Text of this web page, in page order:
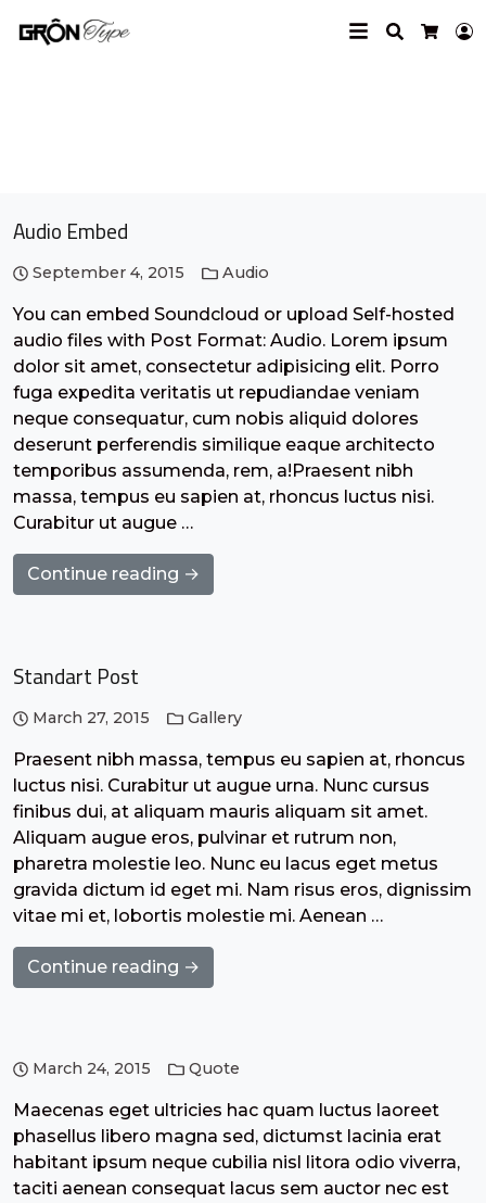
Search
Audio Embed
September 4, 2015 Audio
You can embed Soundcloud or upload Self-hosted
audio files with Post Format: Audio. Lorem ipsum
dolor sit amet, consectetur adipisicing elit. Porro
fuga expedita veritatis ut repudiandae veniam
neque consequatur, cum nobis aliquid dolores
deserunt perferendis similique eaque architecto
temporibus assumenda, rem, a!Praesent nibh
massa, tempus eu sapien at, rhoncus luctus nisi.
Curabitur ut augue …
Continue reading →
Standart Post
March 27, 2015 Gallery
Praesent nibh massa, tempus eu sapien at, rhoncus
luctus nisi. Curabitur ut augue urna. Nunc cursus
finibus dui, at aliquam mauris aliquam sit amet.
Aliquam augue eros, pulvinar et rutrum non,
pharetra molestie leo. Nunc eu lacus eget metus
gravida dictum id eget mi. Nam risus eros, dignissim
vitae mi et, lobortis molestie mi. Aenean …
Continue reading →
March 24, 2015 Quote
Maecenas eget ultricies hac quam luctus laoreet
phasellus libero magna sed, dictumst lacinia erat
habitant ipsum neque cubilia nisl litora odio viverra,
taciti aenean consequat lacus sem auctor nec est